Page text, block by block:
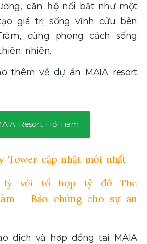
căn hộ nổi bật như một
giá trị sống vĩnh cửu bên
cùng phong cách sống
nhiên.
thêm về dự án MAIA resort
Resort Hồ Tràm
Tower cập nhật mới nhất
lý với tổ hợp tỷ đô The
– Bảo chứng cho sự an
dịch và hợp đồng tại MAIA